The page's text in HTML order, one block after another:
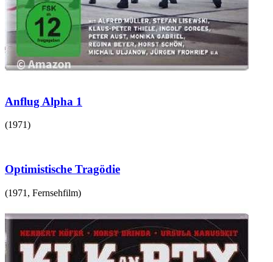
Anflug Alpha 1
(1971)
Optimistische Tragödie
(1971 , Fernsehfilm)